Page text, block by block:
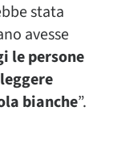
stata
avesse
le persone
bianche”.